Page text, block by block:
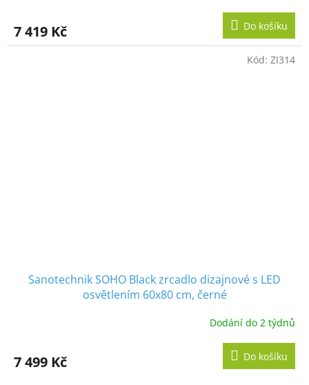
7 419 Kč Do košíku
Sanotechnik SOHO Black zrcadlo dizajnové s LED
osvětlením 60x80 cm, černé
Dodání do 2 týdnů
7 499 Kč Do košíku
Kód: ZI314